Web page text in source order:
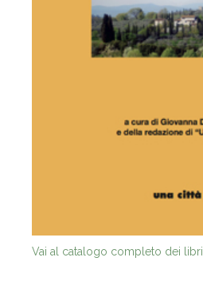
Vai al catalogo completo dei libri